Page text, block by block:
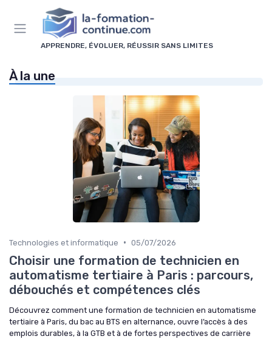
APPRENDRE, ÉVOLUER, RÉUSSIR SANS LIMITES
À la une
Technologies et informatique • 05/07/2026
Choisir une formation de technicien en
automatisme tertiaire à Paris : parcours,
débouchés et compétences clés
Découvrez comment une formation de technicien en automatisme
tertiaire à Paris, du bac au BTS en alternance, ouvre l’accès à des
emplois durables, à la GTB et à de fortes perspectives de carrière
Panneau de gestion des cookies